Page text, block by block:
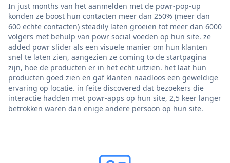
In just months van het aanmelden met de powr-pop-up
konden ze boost hun contacten meer dan 250% (meer dan
600 echte contacten) steadily laten groeien tot meer dan 6000
volgers met behulp van powr social voeden op hun site. ze
added powr slider als een visuele manier om hun klanten
snel te laten zien, aangezien ze coming to de startpagina
zijn, hoe de producten er in het echt uitzien. het laat hun
producten goed zien en gaf klanten naadloos een geweldige
ervaring op locatie. in feite discovered dat bezoekers die
interactie hadden met powr-apps op hun site, 2,5 keer langer
betrokken waren dan enige andere persoon op hun site.